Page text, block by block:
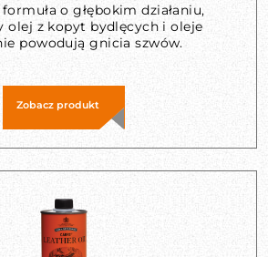
o głębokim działaniu,
olej z kopyt bydlęcych i oleje
powodują gnicia szwów.
Zobacz produkt